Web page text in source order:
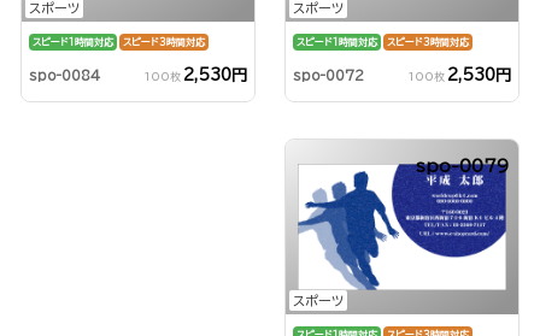
スポーツ
スピード1時間対応 スピード3時間対応
spo-0084 100枚 2,530円
スポーツ
スピード1時間対応 スピード3時間対応
spo-0072 100枚 2,530円
スポーツ
spo-0079